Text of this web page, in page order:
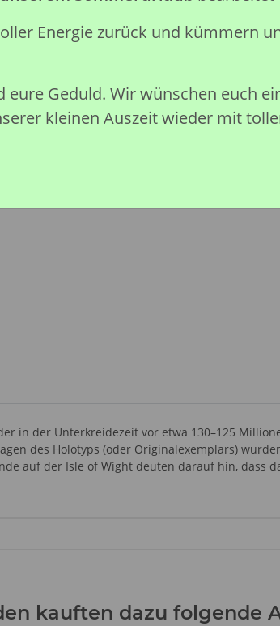
in der Unterkreidezeit vor etwa 130–125
des Holotyps (oder Originalexemplars)
auf der Isle of Wight deuten darauf hin, dass
kauften dazu folgende
Energie zurück und kümmern
Geduld. Wir wünschen euch
kleinen Auszeit wieder mit